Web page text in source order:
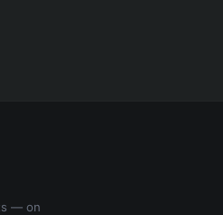
— on